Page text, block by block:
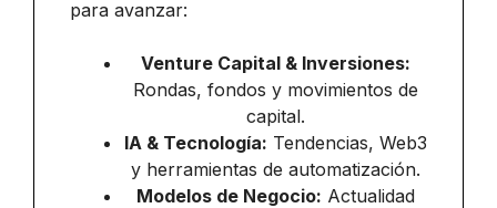
para avanzar:
Venture Capital & Inversiones:
Rondas, fondos y movimientos de
capital.
IA & Tecnología: Tendencias, Web3
y herramientas de automatización.
Modelos de Negocio: Actualidad